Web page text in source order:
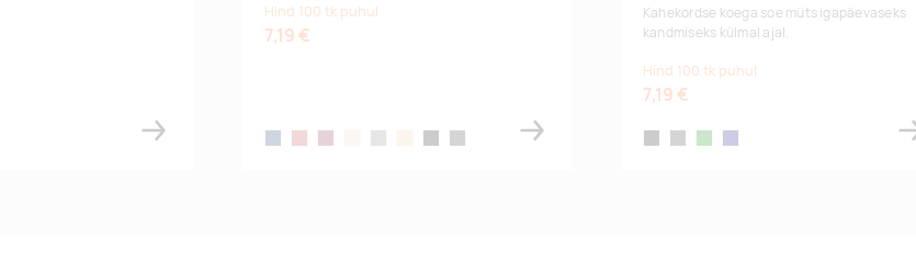
Hind 100 tk puhul
7,19 €
Kahekordse koega soe müts igapäevaseks
kandmiseks külmal ajal.
Hind 100 tk puhul
7,19 €